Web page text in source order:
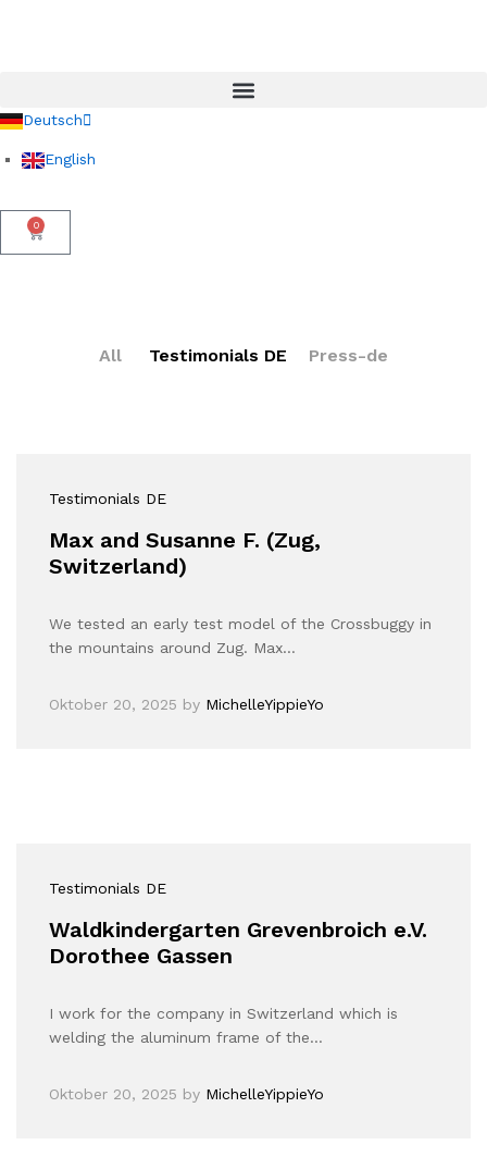
Deutsch
English
0
All Testimonials DE Press-de
Testimonials DE
Max and Susanne F. (Zug,
Switzerland)
We tested an early test model of the Crossbuggy in
the mountains around Zug. Max…
Oktober 20, 2025 by MichelleYippieYo
Testimonials DE
Waldkindergarten Grevenbroich e.V.
Dorothee Gassen
I work for the company in Switzerland which is
welding the aluminum frame of the…
Oktober 20, 2025 by MichelleYippieYo